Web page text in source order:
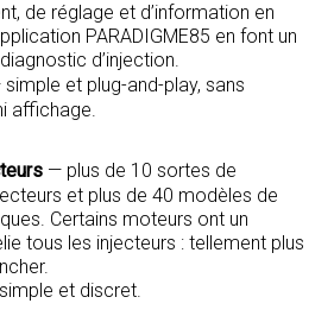
de réglage et d’information en
PARADIGME85 en font un
d’injection.
et plug-and-play, sans
affichage.
— plus de 10 sortes de
et plus de 40 modèles de
Certains moteurs ont un
tous les injecteurs : tellement plus
et discret.